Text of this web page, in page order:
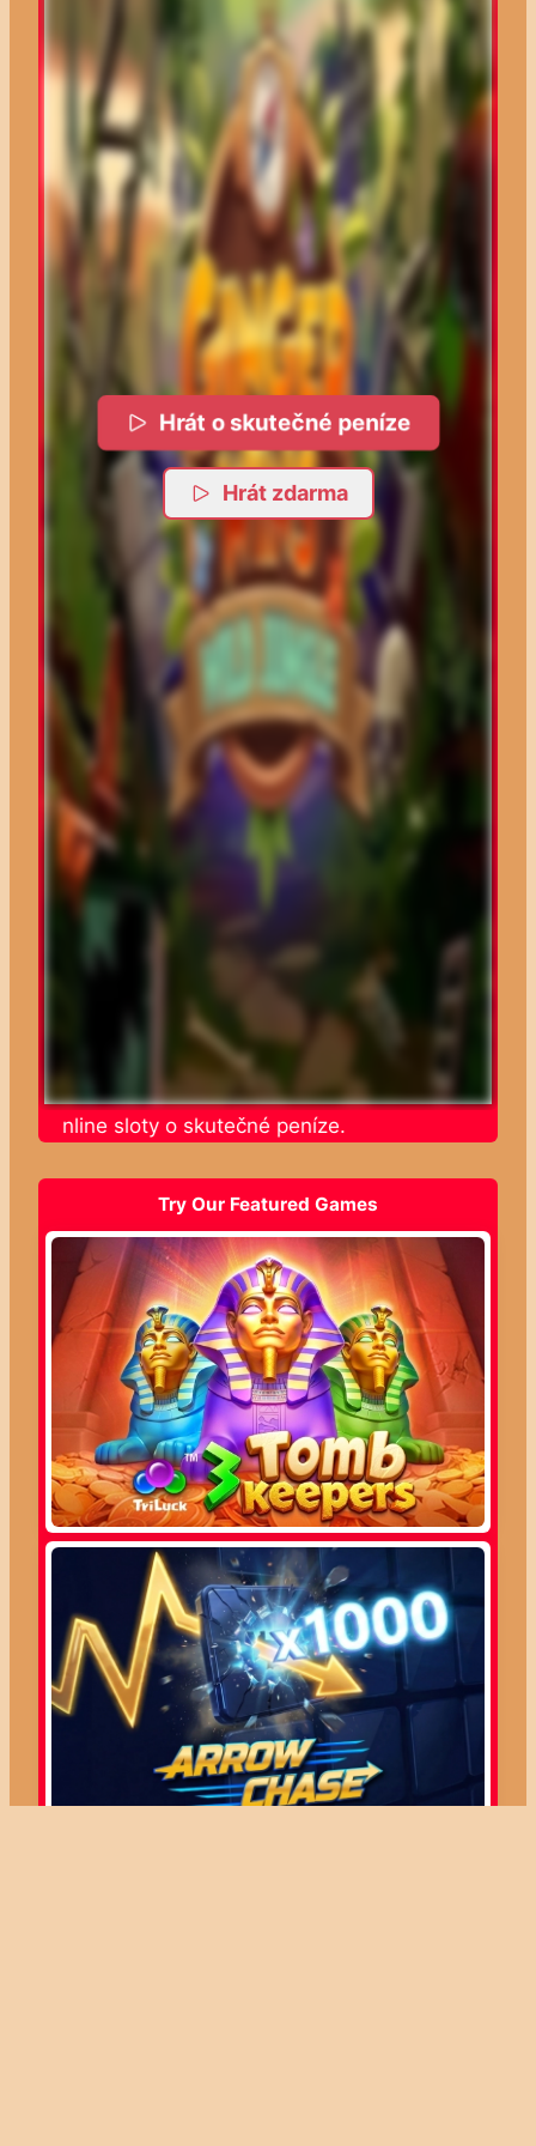
Hrát o skutečné peníze
Hrát zdarma
online sloty o skutečné peníze.
Try Our Featured Games